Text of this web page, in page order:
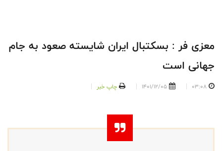
معزی فر : بسکتبال ایران شایسته صعود به جام
جهانی است
03:08
1401/12/05 چاپ خبر